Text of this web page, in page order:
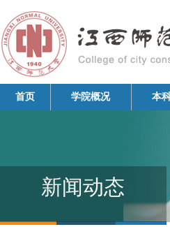
首页 学院概况 本
新闻动态